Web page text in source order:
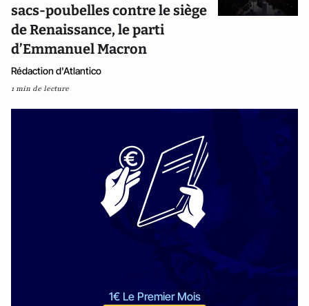
sacs-poubelles contre le siège
de Renaissance, le parti
d’Emmanuel Macron
Rédaction d'Atlantico
1 min de lecture
1€ Le Premier Mois